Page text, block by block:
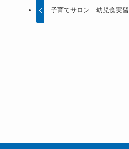
子育てサロン 幼児食実習